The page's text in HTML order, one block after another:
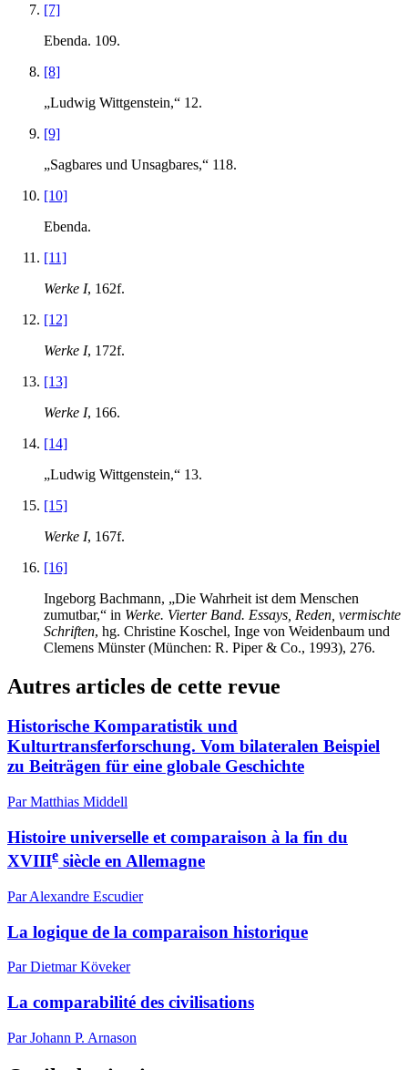
[7]
Ebenda. 109.
[8]
„Ludwig Wittgenstein,“ 12.
[9]
„Sagbares und Unsagbares,“ 118.
[10]
Ebenda.
[11]
Werke I, 162f.
[12]
Werke I, 172f.
[13]
Werke I, 166.
[14]
„Ludwig Wittgenstein,“ 13.
[15]
Werke I, 167f.
[16]
Ingeborg Bachmann, „Die Wahrheit ist dem Menschen
zumutbar,“ in Werke. Vierter Band. Essays, Reden, vermischte
Schriften, hg. Christine Koschel, Inge von Weidenbaum und
Clemens Münster (München: R. Piper & Co., 1993), 276.
Autres articles de cette revue
Historische Komparatistik und
Kulturtransferforschung. Vom bilateralen Beispiel
zu Beiträgen für eine globale Geschichte
Par Matthias Middell
Histoire universelle et comparaison à la fin du
XVIIIe siècle en Allemagne
Par Alexandre Escudier
La logique de la comparaison historique
Par Dietmar Köveker
La comparabilité des civilisations
Par Johann P. Arnason